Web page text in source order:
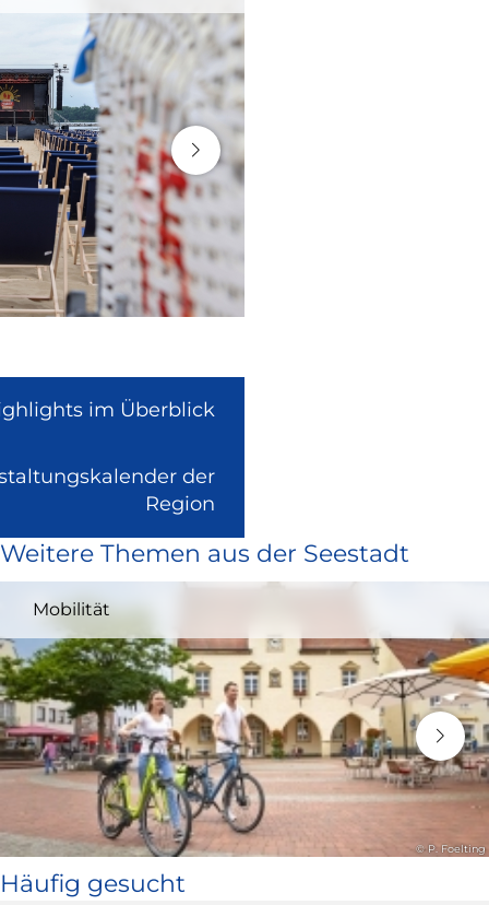
im Überblick
der
Region
extern
und
in
neuem
Fenster)
Weitere Themen aus der Seestadt
Mobilität
© P. Foelting
Häufig gesucht